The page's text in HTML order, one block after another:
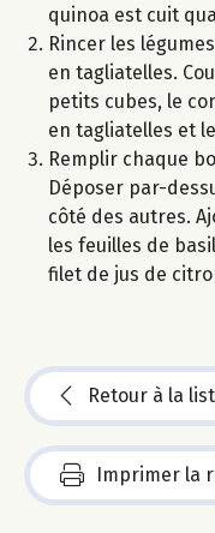
quinoa est cuit
Rincer les
en tagliatelles.
petits cubes, le
en tagliatelles et
Remplir chaque
Déposer par-
côté des autres.
les feuilles de
filet de jus de
Retour à la
Imprimer la